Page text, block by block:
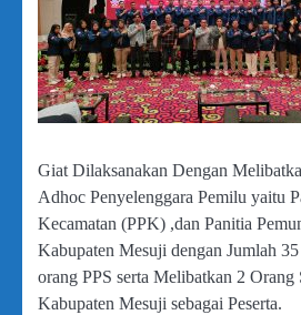
Giat Dilaksanakan Dengan
Adhoc Penyelenggara Pemilu yaitu
Kecamatan (PPK) ,dan Panitia
Kabupaten Mesuji dengan Jumlah
orang PPS serta Melibatkan 2 Orang
Kabupaten Mesuji sebagai Peserta.